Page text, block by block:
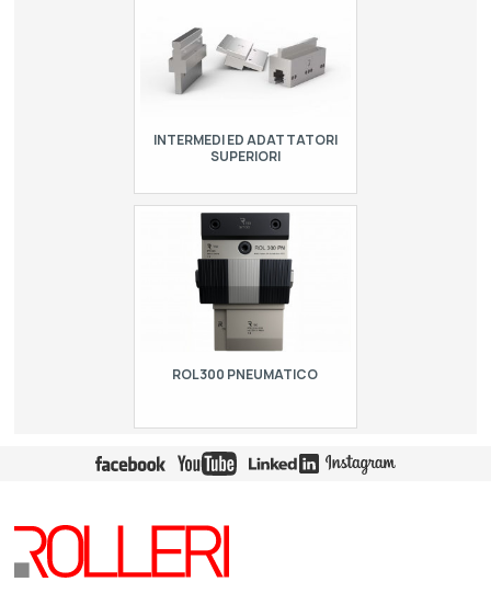
INTERMEDI ED ADATTATORI
SUPERIORI
possono essere fissi o con il cuneo di
regolazione attraverso il cuneo
centrale. In questo modo è possibile
regol…
ROL300 PNEUMATICO
bloccaggio pneumatico rapido per
punzoni modello europeo R1. Il rilascio
e l’allineamento degli utensili